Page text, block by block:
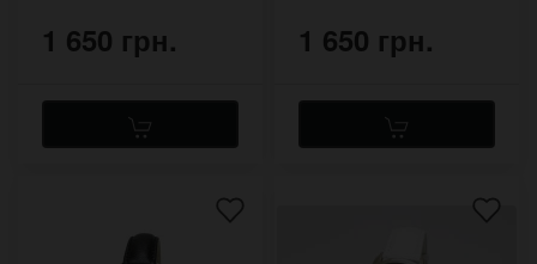
1 650 грн. 1 650 грн.